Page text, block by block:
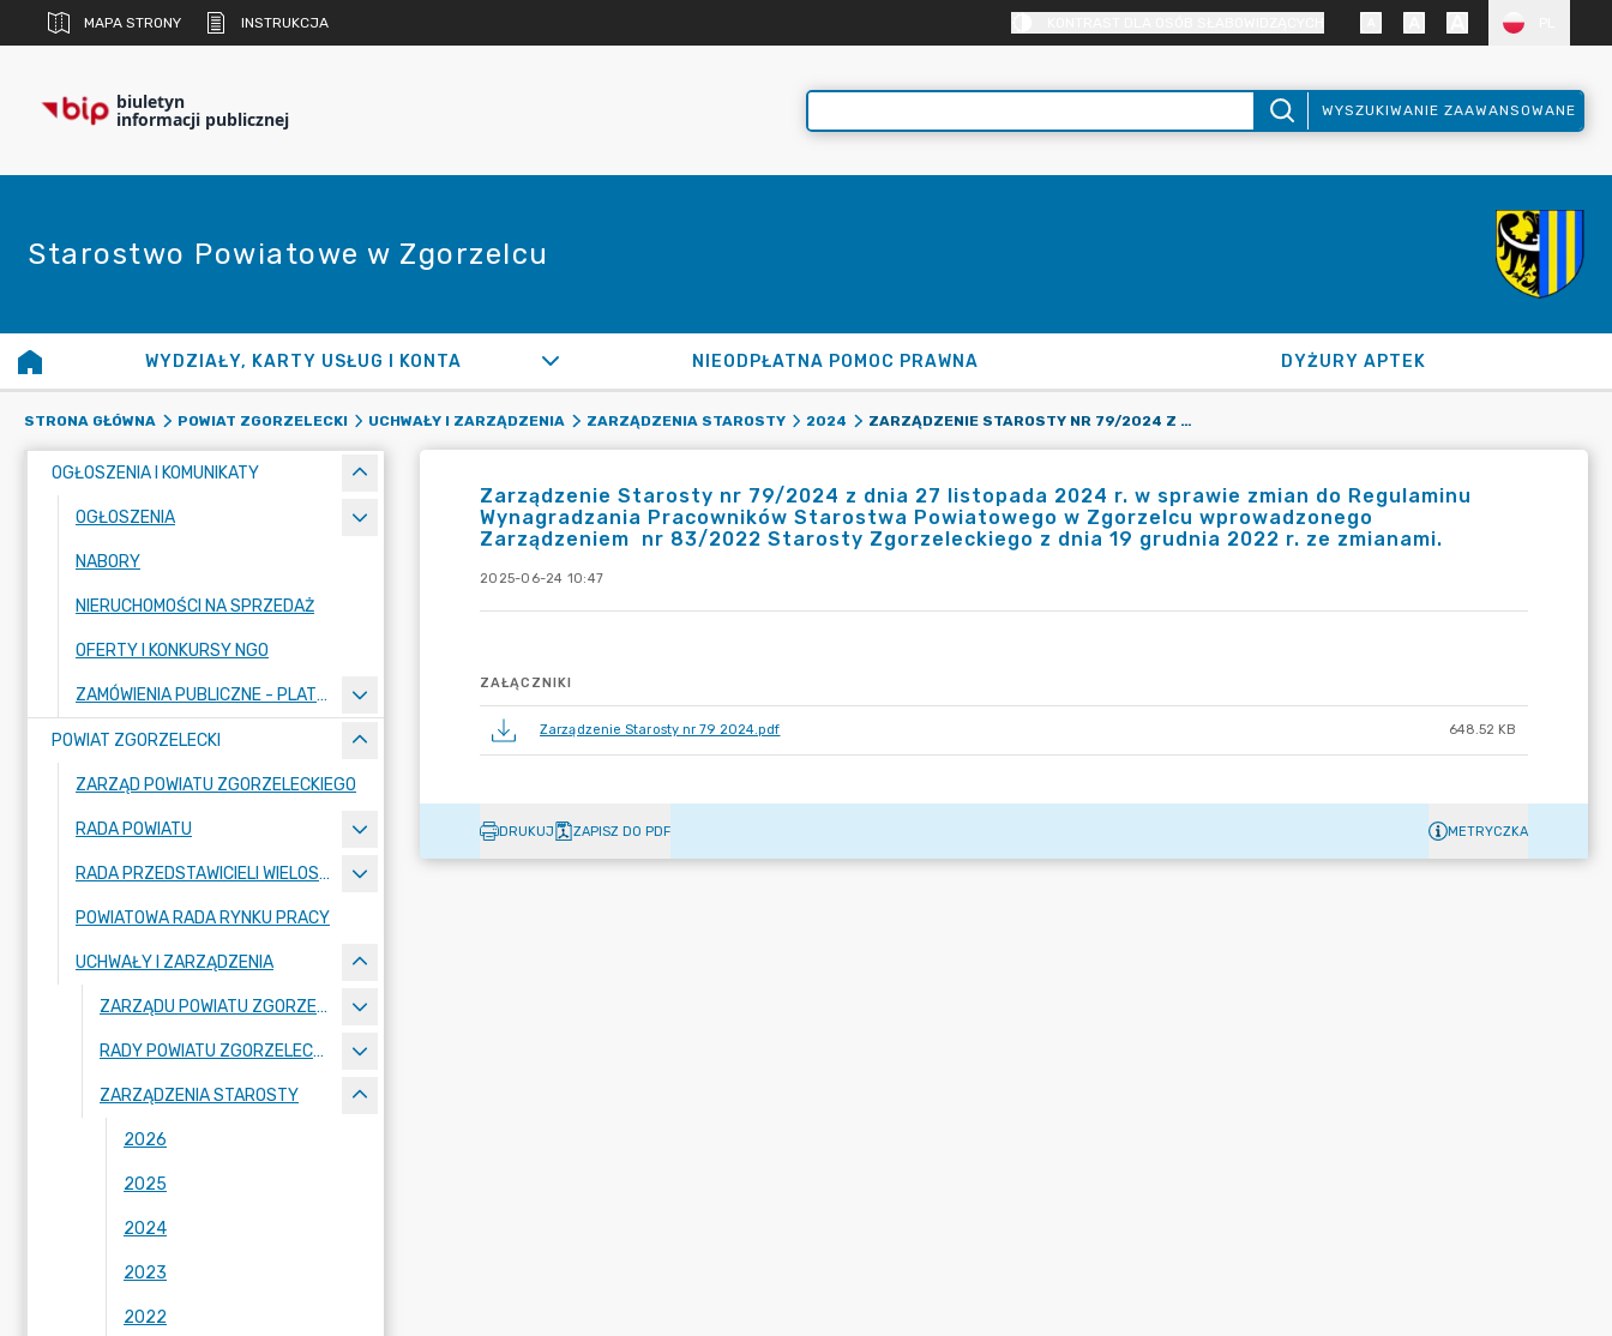
MAPA STRONY INSTRUKCJA
biuletyn
informacji publicznej WYSZUKIWANIE ZAAWANSOWANE
Starostwo Powiatowe w Zgorzelcu
WYDZIAŁY, KARTY USŁUG I KONTA NIEODPŁATNA POMOC PRAWNA DYŻURY APTEK
STRONA GŁÓWNA POWIAT ZGORZELECKI UCHWAŁY I ZARZĄDZENIA ZARZĄDZENIA STAROSTY 2024 ZARZĄDZENIE STAROSTY NR 79/2024 Z DNIA 27 LISTOPADA 2024 R. W SPRAWIE ZMIAN DO REGULAMINU WYNAGRADZANIA PRACOWNIKÓW STAROSTWA POWIATOWEGO W ZGORZELCU WPROWADZONEGO ZARZĄDZENIEM NR 83/2022 STAROSTY ZGORZELECKIEGO Z DNIA 19 GRUDNIA 2022 R. ZE ZMIANAMI.
OGŁOSZENIA I KOMUNIKATY
OGŁOSZENIA
NABORY
NIERUCHOMOŚCI NA SPRZEDAŻ
OFERTY I KONKURSY NGO
ZAMÓWIENIA PUBLICZNE - PLATFORMA ZAKUPOWA
POWIAT ZGORZELECKI
ZARZĄD POWIATU ZGORZELECKIEGO
RADA POWIATU
RADA PRZEDSTAWICIELI WIELOSPECJALISTYCZNEGO ZESPOŁU OPIEKI ZDROWOTNEJ "BOLESŁAWIEC-ZGORZELEC" SAMODZIELNEGO PUBLICZNEGO ZAKŁADU OPIEKI ZDROWOTNEJ
POWIATOWA RADA RYNKU PRACY
UCHWAŁY I ZARZĄDZENIA
ZARZĄDU POWIATU ZGORZELECKIEGO
RADY POWIATU ZGORZELECKIEGO
ZARZĄDZENIA STAROSTY
2026
2025
2024
2023
2022
Zarządzenie Starosty nr 79/2024 z dnia 27 listopada 2024 r. w sprawie zmian do Regulaminu
Wynagradzania Pracowników Starostwa Powiatowego w Zgorzelcu wprowadzonego
Zarządzeniem nr 83/2022 Starosty Zgorzeleckiego z dnia 19 grudnia 2022 r. ze zmianami.
2025-06-24 10:47
ZAŁĄCZNIKI
Zarządzenie Starosty nr 79 2024.pdf 648.52 KB
DRUKUJ ZAPISZ DO PDF METRYCZKA